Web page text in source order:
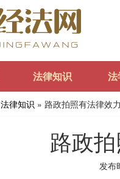
法律知识 法
法律知识 » 路政拍照有法律效
路政
发布